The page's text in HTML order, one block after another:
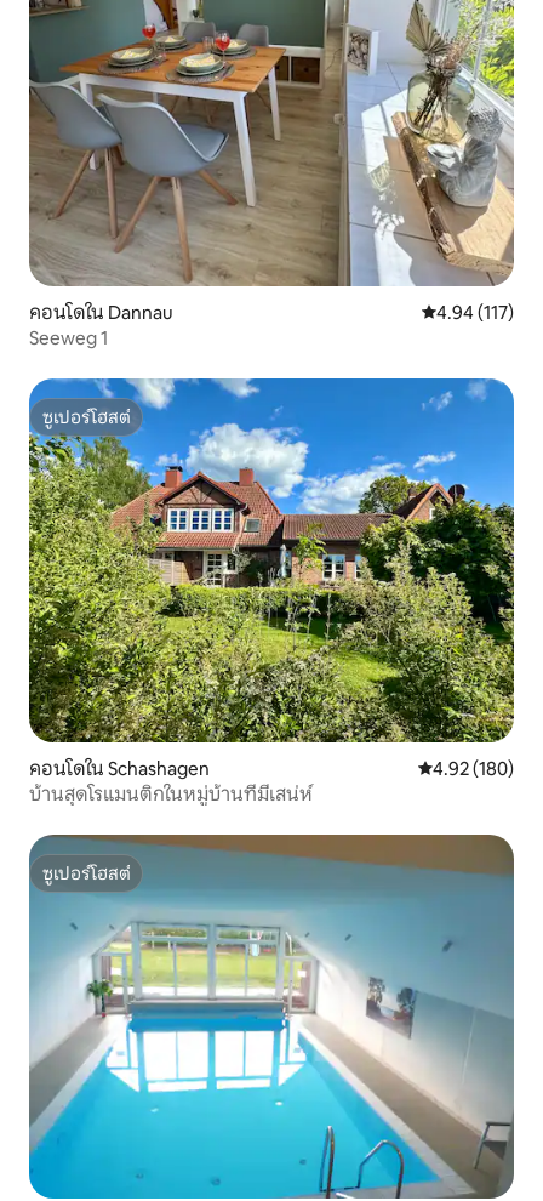
คอนโดใน Dannau คะแนนเฉลี่ย
4.94 (117)
Seeweg 1
ซูเปอร์โฮสต์
ซูเปอร์โฮสต์
คอนโดใน Schashagen คะแนนเฉลี่ย
4.92 (180)
บ้านสุดโรแมนติกในหมู่บ้านที่มีเสน่ห์
ซูเปอร์โฮสต์
ซูเปอร์โฮสต์